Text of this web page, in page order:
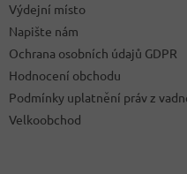
Výdejní místo
Napište nám
Ochrana osobních údajů GDPR
Hodnocení obchodu
Podmínky uplatnění práv z
Velkoobchod